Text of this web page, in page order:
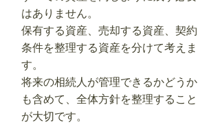
はありません。
保有する資産、売却する資産、契約
条件を整理する資産を分けて考えま
す。
将来の相続人が管理できるかどうか
も含めて、全体方針を整理すること
が大切です。